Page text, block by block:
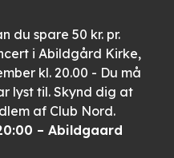
du spare 50 kr. pr.
i Abildgård Kirke,
kl. 20.00 - Du må
lyst til. Skynd dig at
af Club Nord.
– Abildgaard